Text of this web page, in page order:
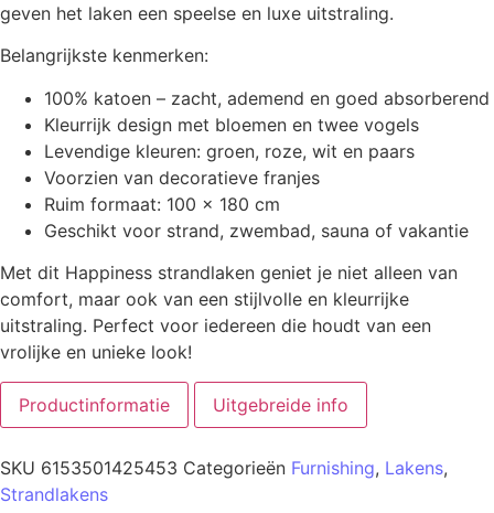
geven het laken een speelse en luxe uitstraling.
Belangrijkste kenmerken:
100% katoen – zacht, ademend en goed absorberend
Kleurrijk design met bloemen en twee vogels
Levendige kleuren: groen, roze, wit en paars
Voorzien van decoratieve franjes
Ruim formaat: 100 x 180 cm
Geschikt voor strand, zwembad, sauna of vakantie
Met dit Happiness strandlaken geniet je niet alleen van
comfort, maar ook van een stijlvolle en kleurrijke
uitstraling. Perfect voor iedereen die houdt van een
vrolijke en unieke look!
Productinformatie Uitgebreide info
SKU 6153501425453 Categorieën Furnishing, Lakens,
Strandlakens